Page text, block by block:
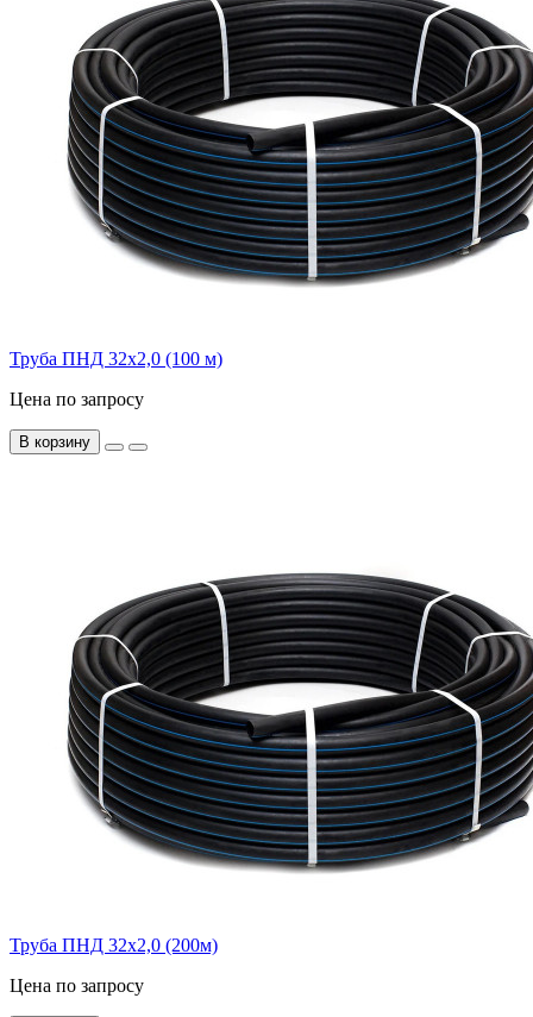
Труба ПНД 32х2,0 (100 м)
Цена по запросу
В корзину
Труба ПНД 32х2,0 (200м)
Цена по запросу